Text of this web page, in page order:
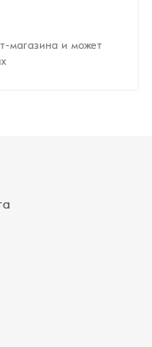
магазина и может